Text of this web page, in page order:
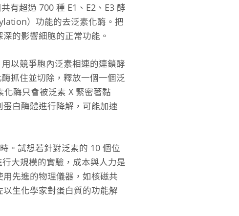
有超過 700 種 E1、E2、E3 酵
）功能的去泛素化酶。把
的影響細胞的正常功能。
以競爭胞內泛素相連的連鎖酵
抓住並切除，釋放一個一個泛
酶只會被泛素 X 緊密著黏
白酶體進行降解，可能加速
。試想若針對泛素的 10 個位
大規模的實驗，成本與人力是
先進的物理儀器，如核磁共
生化學家對蛋白質的功能解